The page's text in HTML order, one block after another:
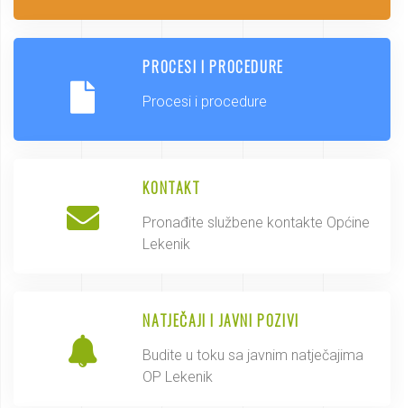
PROCESI I PROCEDURE
Procesi i procedure
KONTAKT
Pronađite službene kontakte Općine
Lekenik
NATJEČAJI I JAVNI POZIVI
Budite u toku sa javnim natječajima
OP Lekenik